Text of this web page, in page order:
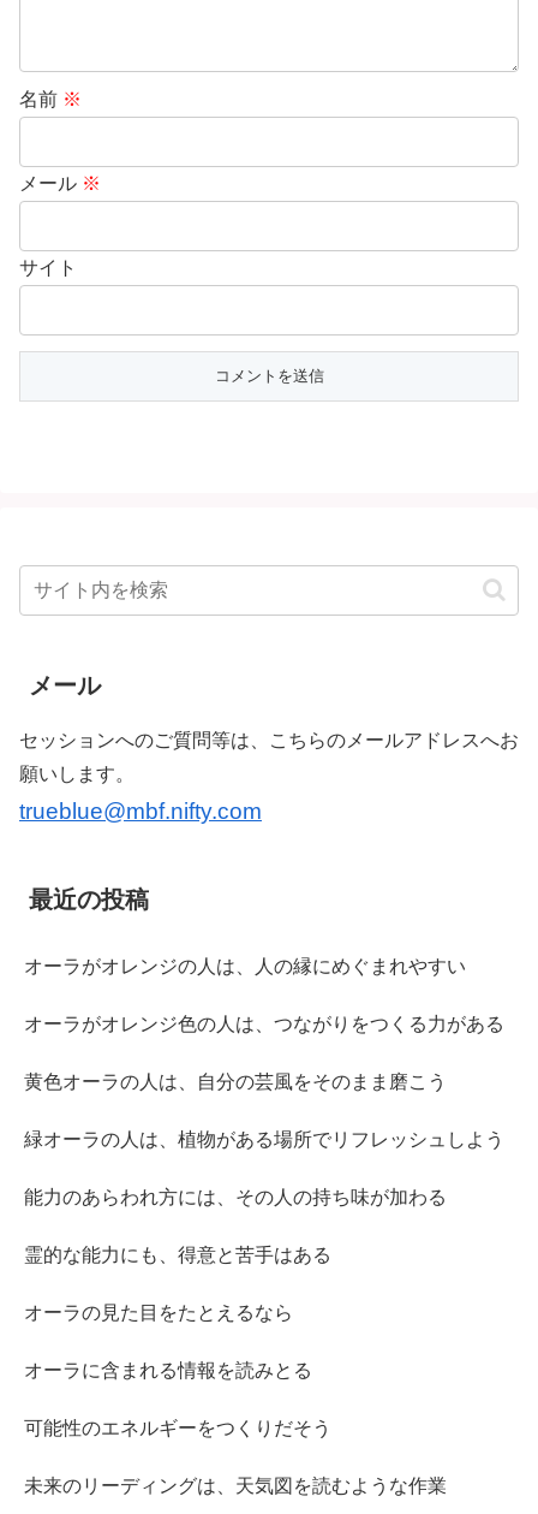
名前 ※
メール ※
サイト
メール
セッションへのご質問等は、こちらのメールアドレスへお
願いします。
trueblue@mbf.nifty.com
最近の投稿
オーラがオレンジの人は、人の縁にめぐまれやすい
オーラがオレンジ色の人は、つながりをつくる力がある
黄色オーラの人は、自分の芸風をそのまま磨こう
緑オーラの人は、植物がある場所でリフレッシュしよう
能力のあらわれ方には、その人の持ち味が加わる
霊的な能力にも、得意と苦手はある
オーラの見た目をたとえるなら
オーラに含まれる情報を読みとる
可能性のエネルギーをつくりだそう
未来のリーディングは、天気図を読むような作業